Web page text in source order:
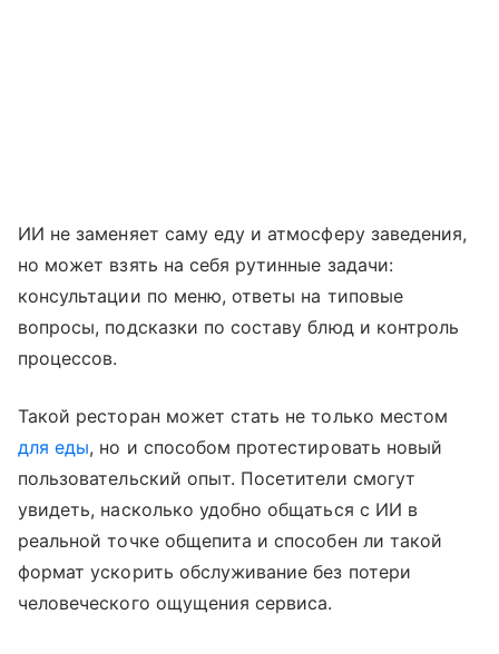
ИИ не заменяет саму еду и атмосферу заведения,
но может взять на себя рутинные задачи:
консультации по меню, ответы на типовые
вопросы, подсказки по составу блюд и контроль
процессов.
Такой ресторан может стать не только местом
для еды, но и способом протестировать новый
пользовательский опыт. Посетители смогут
увидеть, насколько удобно общаться с ИИ в
реальной точке общепита и способен ли такой
формат ускорить обслуживание без потери
человеческого ощущения сервиса.